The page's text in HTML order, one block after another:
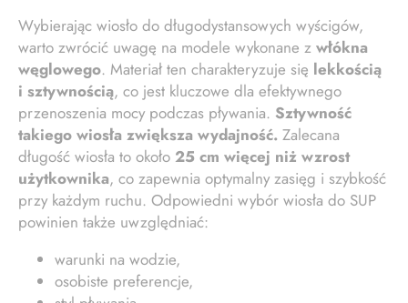
Wybierając wiosło do długodystansowych wyścigów,
warto zwrócić uwagę na modele wykonane z włókna
węglowego. Materiał ten charakteryzuje się lekkością
i sztywnością, co jest kluczowe dla efektywnego
przenoszenia mocy podczas pływania. Sztywność
takiego wiosła zwiększa wydajność. Zalecana
długość wiosła to około 25 cm więcej niż wzrost
użytkownika, co zapewnia optymalny zasięg i szybkość
przy każdym ruchu. Odpowiedni wybór wiosła do SUP
powinien także uwzględniać:
warunki na wodzie,
osobiste preferencje,